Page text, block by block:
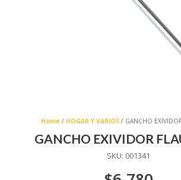
Home / HOGAR Y VARIOS / GANCHO
GANCHO EXIVIDOR
SKU: 001341